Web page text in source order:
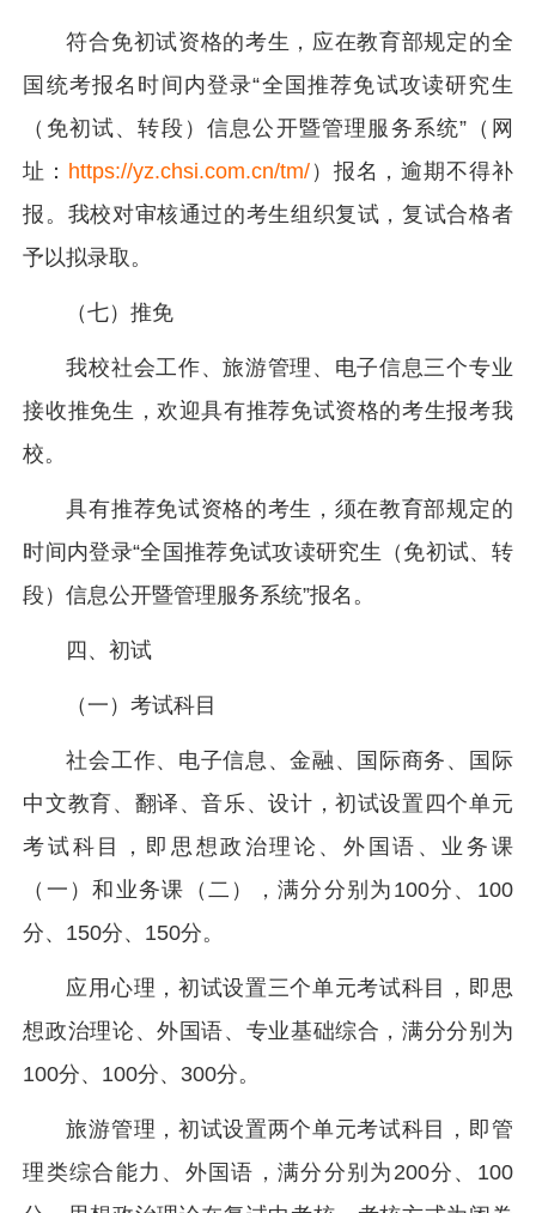
符合免初试资格的考生，应在教育部规定的全
国统考报名时间内登录“全国推荐免试攻读研究生
（免初试、转段）信息公开暨管理服务系统”（网
址： https://yz.chsi.com.cn/tm/ ）报名，逾期不得补
报。我校对审核通过的考生组织复试，复试合格者
予以拟录取。
（七）推免
我校社会工作、旅游管理、电子信息三个专业
接收推免生，欢迎具有推荐免试资格的考生报考我
校。
具有推荐免试资格的考生，须在教育部规定的
时间内登录“全国推荐免试攻读研究生（免初试、转
段）信息公开暨管理服务系统”报名。
四、初试
（一）考试科目
社会工作、电子信息、金融、国际商务、国际
中文教育、翻译、音乐、设计，初试设置四个单元
考试科目，即思想政治理论、外国语、业务课
（一）和业务课（二），满分分别为100分、100
分、150分、150分。
应用心理，初试设置三个单元考试科目，即思
想政治理论、外国语、专业基础综合，满分分别为
100分、100分、300分。
旅游管理，初试设置两个单元考试科目，即管
理类综合能力、外国语，满分分别为200分、100